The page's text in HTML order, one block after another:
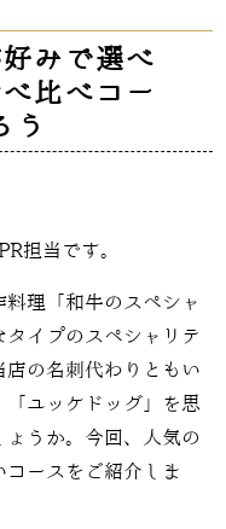
みで選べ
比べコー
う
担当です。
理「和牛のスペシャ
イプのスペシャリテ
の名刺代わりともい
ユッケドッグ」を思
うか。今回、人気の
ースをご紹介しま